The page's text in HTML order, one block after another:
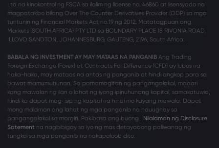
Ltd na kinokontrol ng FSCA sa ilalim ng license no. 46860 at lisensyado na
magpatakbo bilang Over The Counter Derivatives Provider (ODP) sa mga
tuntunin ng Financial Markets Act no.19 ng 2012. Matatagpuan ang
Markets (SOUTH AFRICA) PTY LTD sa BOUNDARY PLACE 18 RIVONIA ROAD,
ILLOVO SANDTON, JOHANNESBURG, GAUTENG, 2196, South Africa.
BABALA NG INVESTMENT AY MAY MATAAS NA PANGANIB Ang Trading
Foreign Exchange (Forex) at Contracts For Difference (CFD) ay lubos na
haka-haka, may mataas na antas ng panganib at hindi angkop para sa
bawat mamumuhunan. Sa pamamagitan ng pangangalakal, maaari
kang mawalan ng ilan o lahat ng iyong ipinuhunang kapital, samakatuwid,
hindi ka dapat mag-isip ng kapital na hindi mo kayang mawala. Dapat
mong malaman ang lahat ng mga panganib na nauugnay sa
pangangalakal sa margin. Pakibasa ang buong
Nilalaman ng Disclosure
Satement na nagbibigay sa iyo ng mas detayadong paliwanag ng
tungkol sa mga panganib na nakapaloob dito.